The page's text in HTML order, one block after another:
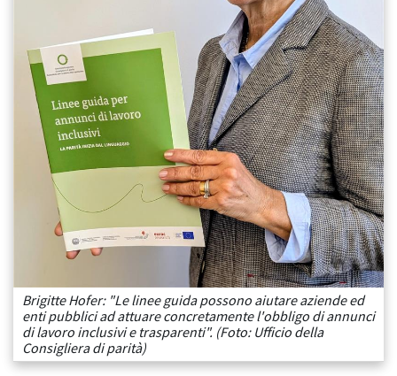
Brigitte Hofer: "Le linee guida possono aiutare aziende ed
enti pubblici ad attuare concretamente l'obbligo di annunci
di lavoro inclusivi e trasparenti". (Foto: Ufficio della
Consigliera di parità)